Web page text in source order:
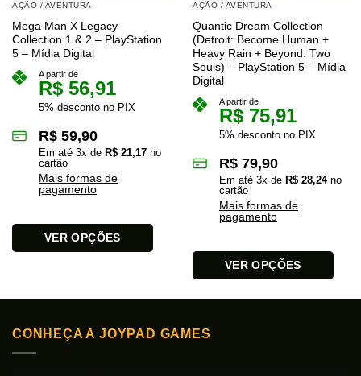
AÇÃO / AVENTURA
Mega Man X Legacy
Collection 1 & 2 – PlayStation
5 – Mídia Digital
A partir de
R$ 56,91
5% desconto no PIX
R$ 59,90
Em até 3x de R$ 21,17 no
cartão
Mais formas de
pagamento
VER OPÇÕES
variantes.
AÇÃO / AVENTURA
Quantic Dream Collection
(Detroit: Become Human +
Heavy Rain + Beyond: Two
Souls) – PlayStation 5 – Mídia
Digital
A partir de
R$ 75,91
5% desconto no PIX
R$ 79,90
Em até 3x de R$ 28,24no
cartão
Mais formas de
pagamento
VER OPÇÕES
várias
CONHEÇA A JOYPAD GAMES